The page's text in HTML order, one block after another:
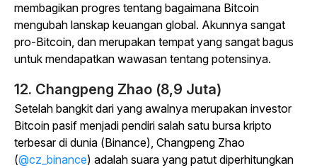
membagikan progres tentang bagaimana Bitcoin
mengubah lanskap keuangan global. Akunnya sangat
pro-Bitcoin, dan merupakan tempat yang sangat bagus
untuk mendapatkan wawasan tentang potensinya.
12. Changpeng Zhao (8,9 Juta)
Setelah bangkit dari yang awalnya merupakan investor
Bitcoin pasif menjadi pendiri salah satu bursa kripto
terbesar di dunia (Binance), Changpeng Zhao
(@cz_binance) adalah suara yang patut diperhitungkan